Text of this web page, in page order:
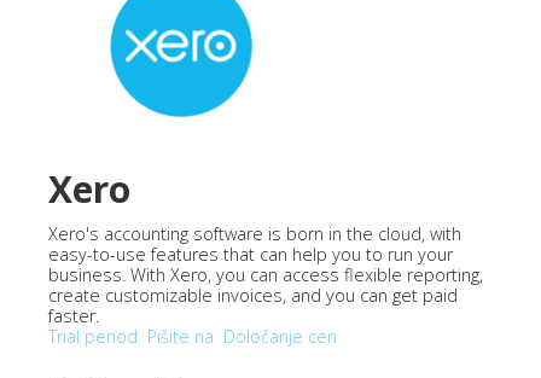
Xero
Xero's accounting software is born in the cloud, with
easy-to-use features that can help you to run your
business. With Xero, you can access flexible reporting,
create customizable invoices, and you can get paid
faster.
Trial period Pišite na Določanje cen